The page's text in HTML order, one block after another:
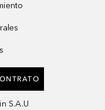
S.A.U